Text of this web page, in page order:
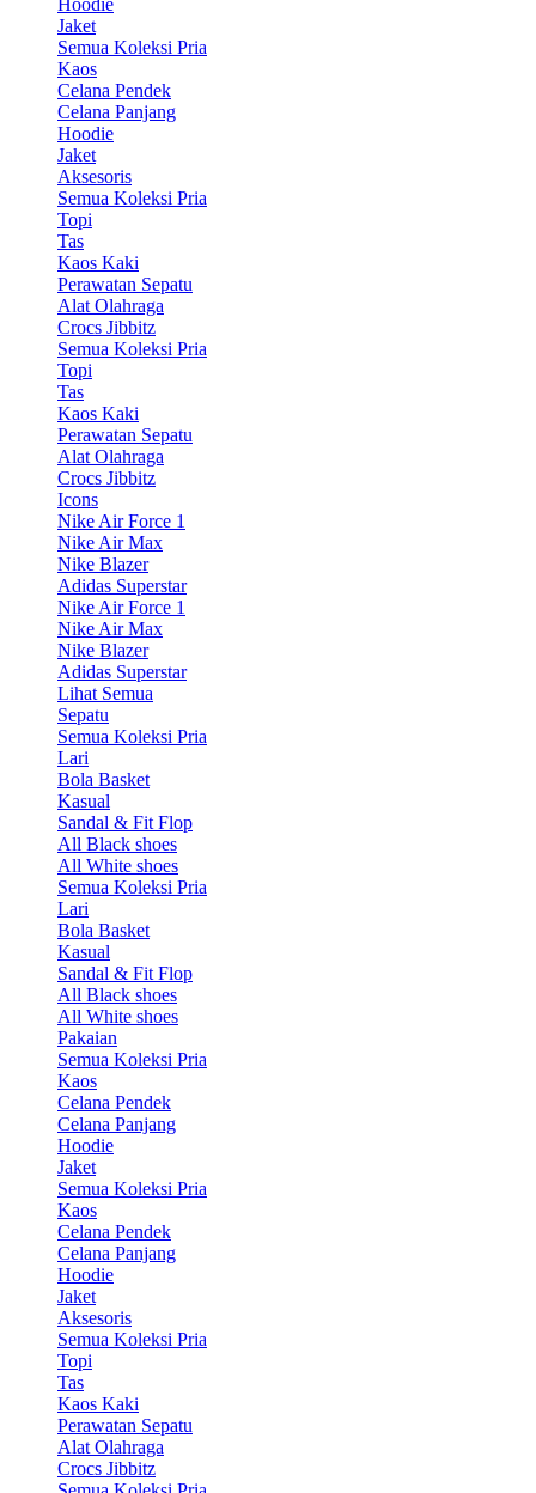
Jaket
Semua Koleksi Pria
Kaos
Celana Pendek
Celana Panjang
Hoodie
Jaket
Aksesoris
Semua Koleksi Pria
Topi
Tas
Kaos Kaki
Perawatan Sepatu
Alat Olahraga
Crocs Jibbitz
Semua Koleksi Pria
Topi
Tas
Kaos Kaki
Perawatan Sepatu
Alat Olahraga
Crocs Jibbitz
Icons
Nike Air Force 1
Nike Air Max
Nike Blazer
Adidas Superstar
Nike Air Force 1
Nike Air Max
Nike Blazer
Adidas Superstar
Lihat Semua
Sepatu
Semua Koleksi Pria
Lari
Bola Basket
Kasual
Sandal & Fit Flop
All Black shoes
All White shoes
Semua Koleksi Pria
Lari
Bola Basket
Kasual
Sandal & Fit Flop
All Black shoes
All White shoes
Pakaian
Semua Koleksi Pria
Kaos
Celana Pendek
Celana Panjang
Hoodie
Jaket
Semua Koleksi Pria
Kaos
Celana Pendek
Celana Panjang
Hoodie
Jaket
Aksesoris
Semua Koleksi Pria
Topi
Tas
Kaos Kaki
Perawatan Sepatu
Alat Olahraga
Crocs Jibbitz